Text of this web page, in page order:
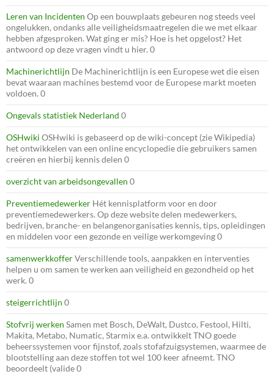
Leren van Incidenten Op een bouwplaats gebeuren nog steeds veel
ongelukken, ondanks alle veiligheidsmaatregelen die we met elkaar
hebben afgesproken. Wat ging er mis? Hoe is het opgelost? Het
antwoord op deze vragen vindt u hier. 0
Machinerichtlijn De Machinerichtlijn is een Europese wet die eisen
bevat waaraan machines bestemd voor de Europese markt moeten
voldoen. 0
Ongevals statistiek Nederland 0
OSHwiki OSHwiki is gebaseerd op de wiki-concept (zie Wikipedia)
het ontwikkelen van een online encyclopedie die gebruikers samen
creëren en hierbij kennis delen 0
overzicht van arbeidsongevallen 0
Preventiemedewerker Hét kennisplatform voor en door
preventiemedewerkers. Op deze website delen medewerkers,
bedrijven, branche- en belangenorganisaties kennis, tips, opleidingen
en middelen voor een gezonde en veilige werkomgeving 0
samenwerkkofferVerschillende tools, aanpakken en interventies
helpen u om samen te werken aan veiligheid en gezondheid op het
werk. 0
steigerrichtlijn 0
Stofvrij werken Samen met Bosch, DeWalt, Dustco, Festool, Hilti,
Makita, Metabo, Numatic, Starmix e.a. ontwikkelt TNO goede
beheerssystemen voor fijnstof, zoals stofafzuigsystemen, waarmee de
blootstelling aan deze stoffen tot wel 100 keer afneemt. TNO
beoordeelt (valide 0